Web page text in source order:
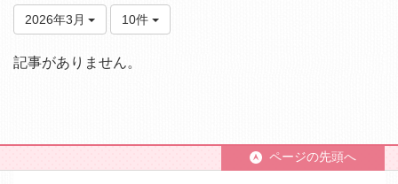
2026年3月 10件
記事がありません。
ページの先頭へ